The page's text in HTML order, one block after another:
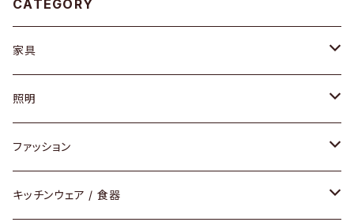
CATEGORY
家具
ソファ / ベンチ
チェア / スツール
ダイニングセット / ダイニングテーブル
照明
ペンダントライト
テーブルランプ / デスクスタンド
ファッション
アクセサリー
キッチンウェア / 食器